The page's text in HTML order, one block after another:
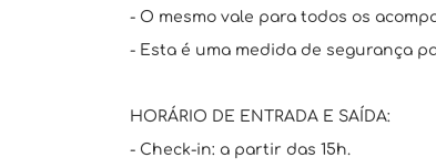
- O mesmo vale para todos os
- Esta é uma medida de segurança
HORÁRIO DE ENTRADA E SAÍDA:
- Check-in: a partir das 15h.